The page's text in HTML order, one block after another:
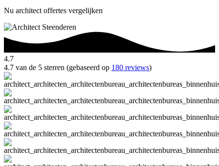
Nu architect offertes vergelijken
4.7
4.7 van de 5 sterren (gebaseerd op 180 reviews)